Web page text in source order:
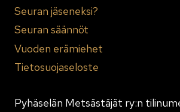
Seuran jäseneksi?
Seuran säännöt
Vuoden erämiehet
Tietosuojaseloste
Pyhäselän Metsästäjät ry:n